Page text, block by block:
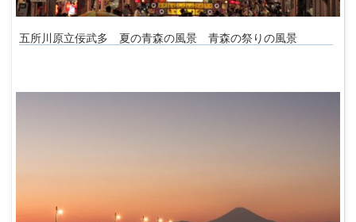
五所川原立佞武多 夏の青森の風景 青森の祭りの風景